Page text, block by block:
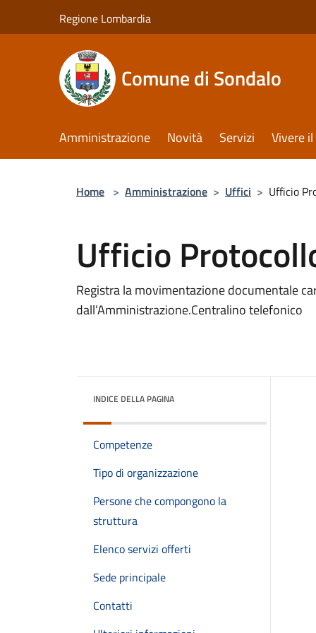
Regione Lombardia
Comune di Sondalo
Amministrazione Novità Servizi Vivere
Home > Amministrazione > Uffici > Ufficio
Ufficio
Registra la movimentazione documentale
dall’Amministrazione.Centralino telefonico
INDICE DELLA PAGINA
Competenze
Tipo di organizzazione
Persone che compongono la
struttura
Elenco servizi offerti
Sede principale
Contatti